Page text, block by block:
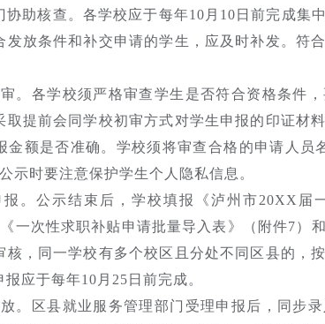
协助核查。各学校应于每年10月10日前完成集
发放条件和补交申请的学生，应及时补发。符
审。各学校须严格审查学生是否符合资格条件
取提前会同学校初审方式对学生申报的印证材
金额是否准确。学校须将审查合格的申请人员
示时要注意保护学生个人隐私信息。
报。公示结束后，学校填报《泸州市20XX届
一次性求职补贴申请批量导入表》（附件7）
核，同一学校有多个校区且分处不同区县的，
应于每年10月25日前完成。
放。区县就业服务管理部门受理申报后，同步